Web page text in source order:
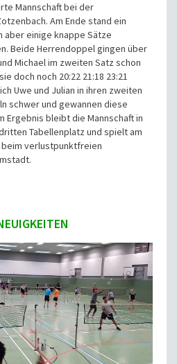
Mannschaft bei der
Am Ende stand ein
aber einige knappe Sätze
Beide Herrendoppel gingen über
Michael im zweiten Satz schon
doch noch 20:22 21:18 23:21
Uwe und Julian in ihren zweiten
schwer und gewannen diese
Ergebnis bleibt die Mannschaft in
Tabellenplatz und spielt am
verlustpunktfreien